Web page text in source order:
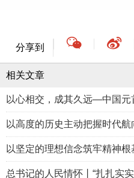
分享到
相关文章
以心相交，成其久远—中国元
以高度的历史主动把握时代航
以坚定的理想信念筑牢精神根
总书记的人民情怀丨“扎扎实